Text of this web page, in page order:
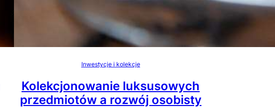
Inwestycje i kolekcje
Kolekcjonowanie luksusowych
przedmiotów a rozwój osobisty